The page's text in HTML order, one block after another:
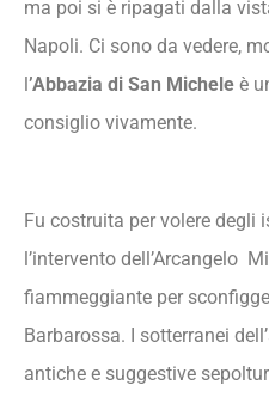
ma poi si è ripagati dalla
Napoli. Ci sono da vedere,
l’Abbazia di San Michele è
consiglio vivamente.
Fu costruita per volere degli
l’intervento dell’Arcangelo
fiammeggiante per
Barbarossa. I sotterranei
antiche e suggestive